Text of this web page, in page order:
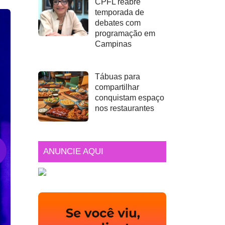
CPFL reabre
temporada de
debates com
programação em
Campinas
Tábuas para
compartilhar
conquistam espaço
nos restaurantes
ANUNCIE AQUI